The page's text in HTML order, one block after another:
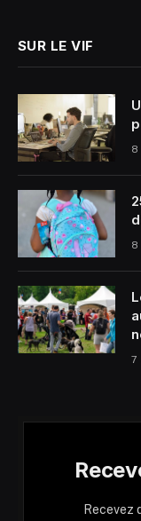
SUR LE VIF
8
8
7
Recevez